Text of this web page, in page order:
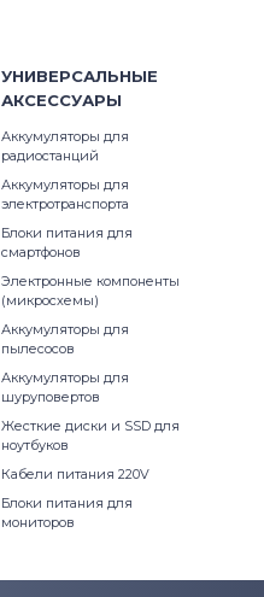
УНИВЕРСАЛЬНЫЕ
АКСЕССУАРЫ
Аккумуляторы для
радиостанций
Аккумуляторы для
электротранспорта
Блоки питания для
смартфонов
Электронные компоненты
(микросхемы)
Аккумуляторы для
пылесосов
Аккумуляторы для
шуруповертов
Жесткие диски и SSD для
ноутбуков
Кабели питания 220V
Блоки питания для
мониторов